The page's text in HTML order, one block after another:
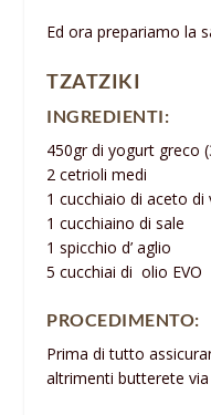
Ed ora prepariamo la
TZATZIKI
INGREDIENTI:
450gr di yogurt greco
2 cetrioli medi
1 cucchiaio di aceto di
1 cucchiaino di sale
1 spicchio d’ aglio
5 cucchiai di olio EVO
PROCEDIMENTO:
Prima di tutto
altrimenti butterete